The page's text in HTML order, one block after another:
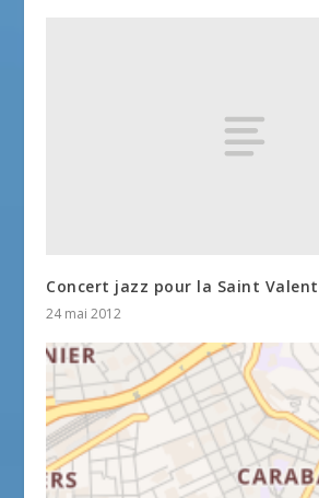
Concert jazz pour la Saint
24 mai 2012